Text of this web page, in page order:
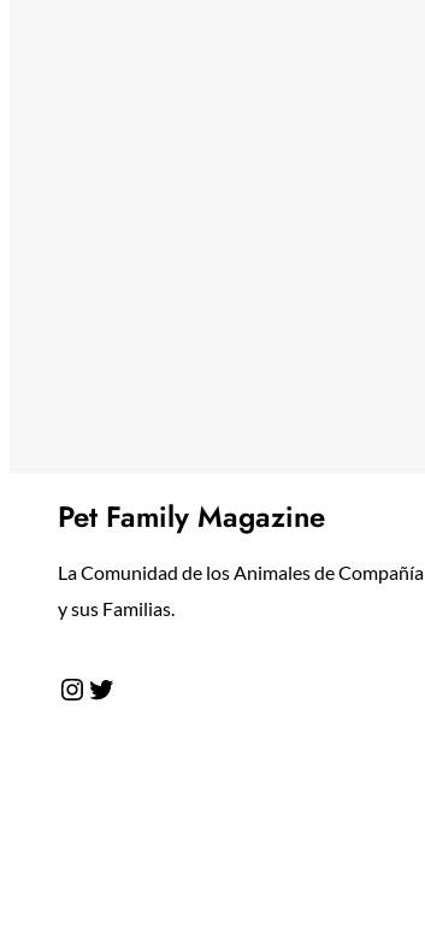
Pet Family Magazine
La Comunidad de los Animales de Compañía
y sus Familias.
Instagram Twitter